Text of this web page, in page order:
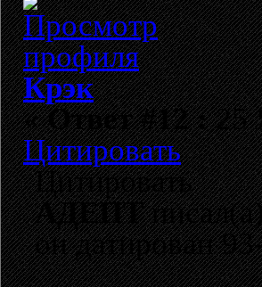
Крэк
«Ответ #12 :25
Цитировать
Цитировать
АДЕПТ
он датирован